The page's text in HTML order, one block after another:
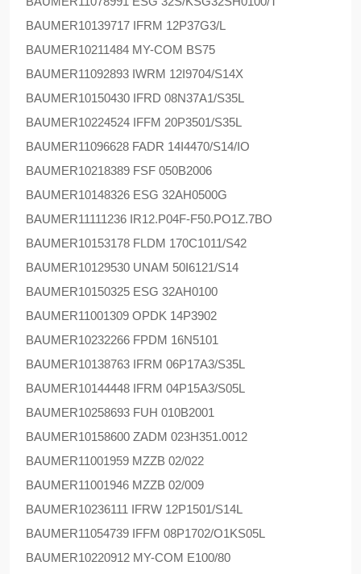
BAUMER10139717 IFRM 12P37G3/L
BAUMER10211484 MY-COM BS75
BAUMER11092893 IWRM 12I9704/S14X
BAUMER10150430 IFRD 08N37A1/S35L
BAUMER10224524 IFFM 20P3501/S35L
BAUMER11096628 FADR 14I4470/S14/IO
BAUMER10218389 FSF 050B2006
BAUMER10148326 ESG 32AH0500G
BAUMER11111236 IR12.P04F-F50.PO1Z.7BO
BAUMER10153178 FLDM 170C1011/S42
BAUMER10129530 UNAM 50I6121/S14
BAUMER10150325 ESG 32AH0100
BAUMER11001309 OPDK 14P3902
BAUMER10232266 FPDM 16N5101
BAUMER10138763 IFRM 06P17A3/S35L
BAUMER10144448 IFRM 04P15A3/S05L
BAUMER10258693 FUH 010B2001
BAUMER10158600 ZADM 023H351.0012
BAUMER11001959 MZZB 02/022
BAUMER11001946 MZZB 02/009
BAUMER10236111 IFRW 12P1501/S14L
BAUMER11054739 IFFM 08P1702/O1KS05L
BAUMER10220912 MY-COM E100/80